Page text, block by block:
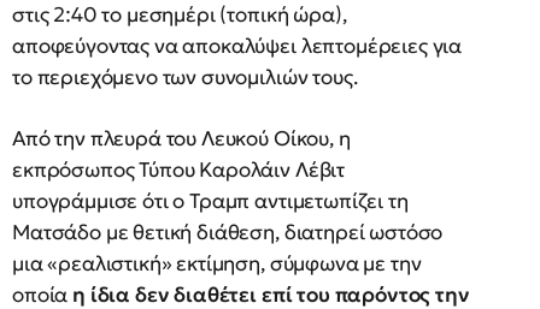
στις 2:40 το μεσημέρι (τοπική ώρα),
αποφεύγοντας να αποκαλύψει λεπτομέρειες για
το περιεχόμενο των συνομιλιών τους.
Από την πλευρά του Λευκού Οίκου, η
εκπρόσωπος Τύπου Καρολάιν Λέβιτ
υπογράμμισε ότι ο Τραμπ αντιμετωπίζει τη
Ματσάδο με θετική διάθεση, διατηρεί ωστόσο
μια «ρεαλιστική» εκτίμηση, σύμφωνα με την
οποία η ίδια δεν διαθέτει επί του παρόντος την